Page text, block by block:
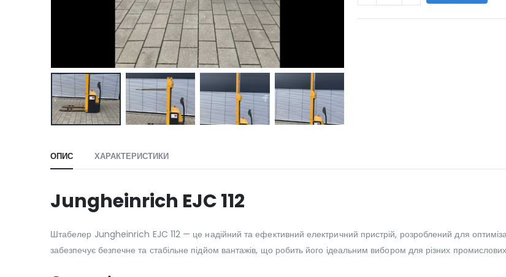
ОПИС ХАРАКТЕРИСТИКИ
Jungheinrich EJC 112
Штабелер Jungheinrich EJC 112 — це надійний та ефективний електричний пристрій, розроблений для
забезпечує безпечне та стабільне підйом вантажів, що робить його ідеальним вибором для різних